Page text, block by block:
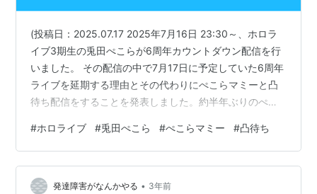
(投稿日：2025.07.17 2025年7月16日 23:30～、ホロラ
イブ3期生の兎田ぺこらが6周年カウントダウン配信を行
いました。 その配信の中で7月17日に予定していた6周年
ライブを延期する理由とその代わりにぺこらマミーと凸
待ち配信をすることを発表しました。約半年ぶりのぺこ
た。 7月17日に行われることになったぺこらマミーとの
凸待ち配信にははたしてどのホロメンが凸しに来るのか
期待が高まっています。 6周年カウントダウン配信のア
ーカイブはこちら www.youtube.com 7月17日 21:00～
#ホロライブ #兎田ぺこら #ぺこらマミー #凸待ち
発達障害がなんかやる • 3年前